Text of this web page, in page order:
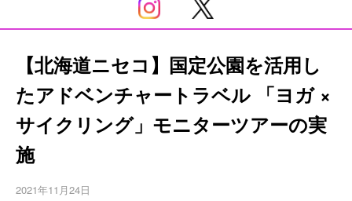
【北海道ニセコ】国定公園を活用し
たアドベンチャートラベル 「ヨガ ×
サイクリング」モニターツアーの実
施
2021年11月24日